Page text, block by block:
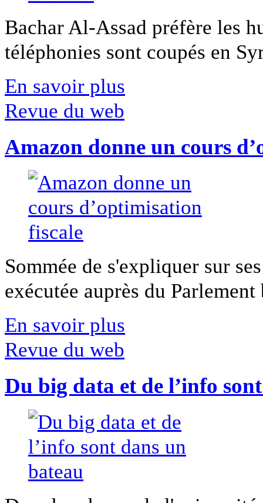
Bachar Al-Assad préfère les
téléphonies sont coupés en
En savoir plus
Revue du web
Amazon donne un cours
Sommée de s'expliquer sur
exécutée auprès du
En savoir plus
Revue du web
Du big data et de l’info